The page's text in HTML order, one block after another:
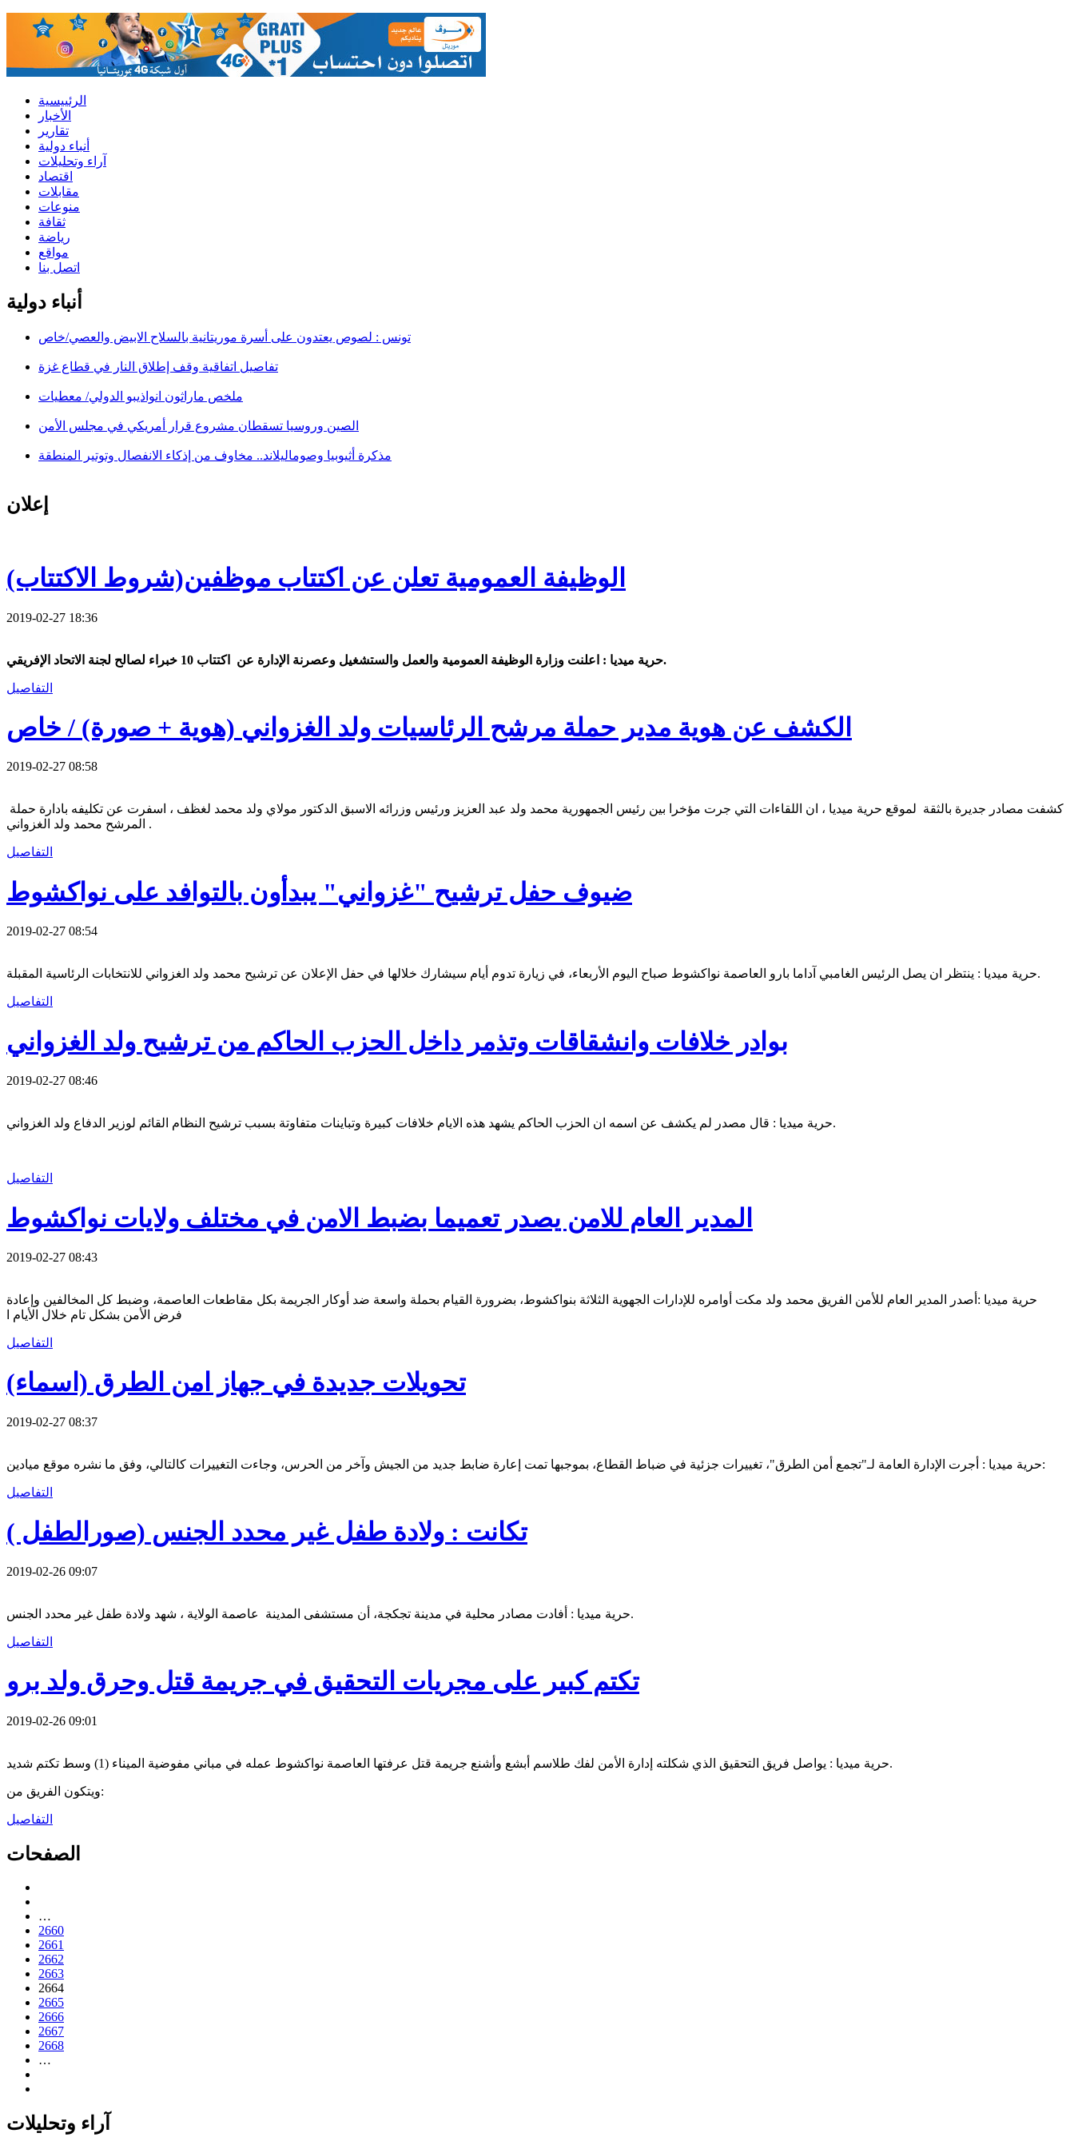
الرئييسية
الأخبار
تقارير
أنباء دولية
آراء وتحليلات
اقتصاد
مقابلات
منوعات
ثقافة
رياضة
مواقع
اتصل بنا
أنباء دولية
تونس : لصوص يعتدون على أسرة موريتانية بالسلاح الابيض والعصي/خاص
تفاصيل اتفاقية وقف إطلاق النار في قطاع غزة
ملخص ماراثون انواذيبو الدولي/ معطيات
الصين وروسيا تسقطان مشروع قرار أمريكي في مجلس الأمن
مذكرة أثيوبيا وصوماليلاند.. مخاوف من إذكاء الانفصال وتوتير المنطقة
إعلان
الوظيفة العمومية تعلن عن اكتتاب موظفين(شروط الاكتتاب)
2019-02-27 18:36
حرية ميديا : اعلنت وزارة الوظيفة العمومية والعمل والستشغيل وعصرنة الإدارة عن اكتتاب 10 خبراء لصالح لجنة الاتحاد الإفريقي.
التفاصيل
الكشف عن هوية مدير حملة مرشح الرئاسيات ولد الغزواني (هوية + صورة) / خاص
2019-02-27 08:58
كشفت مصادر جديرة بالثقة لموقع حرية ميديا ، ان اللقاءات التي جرت مؤخرا بين رئيس الجمهورية محمد ولد عبد العزيز ورئيس وزرائه الاسبق الدكتور مولاي ولد محمد لغظف ، اسفرت عن تكليفه بادارة حملة
المرشح محمد ولد الغزواني .
التفاصيل
ضيوف حفل ترشيح "غزواني" يبدأون بالتوافد على نواكشوط
2019-02-27 08:54
حرية ميديا : ينتظر ان يصل الرئيس الغامبي آداما بارو العاصمة نواكشوط صباح اليوم الأربعاء، في زيارة تدوم أيام سيشارك خلالها في حفل الإعلان عن ترشيح محمد ولد الغزواني للانتخابات الرئاسية المقبلة.
التفاصيل
بوادر خلافات وانشقاقات وتذمر داخل الحزب الحاكم من ترشيح ولد الغزواني
2019-02-27 08:46
حرية ميديا : قال مصدر لم يكشف عن اسمه ان الحزب الحاكم يشهد هذه الايام خلافات كبيرة وتباينات متفاوتة بسبب ترشيح النظام القائم لوزير الدفاع ولد الغزواني.
التفاصيل
المدير العام للامن يصدر تعميما بضبط الامن في مختلف ولايات نواكشوط
2019-02-27 08:43
حرية ميديا :أصدر المدير العام للأمن الفريق محمد ولد مكت أوامره للإدارات الجهوية الثلاثة بنواكشوط، بضرورة القيام بحملة واسعة ضد أوكار الجريمة بكل مقاطعات العاصمة، وضبط كل المخالفين وإعادة
فرض الأمن بشكل تام خلال الأيام ا
التفاصيل
تحويلات جديدة في جهاز امن الطرق (اسماء)
2019-02-27 08:37
حرية ميديا : أجرت الإدارة العامة لـ"تجمع أمن الطرق"، تغييرات جزئية في ضباط القطاع، بموجبها تمت إعارة ضابط جديد من الجيش وآخر من الحرس، وجاءت التغييرات كالتالي، وفق ما نشره موقع ميادين:
التفاصيل
تكانت : ولادة طفل غير محدد الجنس (صورالطفل )
2019-02-26 09:07
حرية ميديا : أفادت مصادر محلية في مدينة تجكجة، أن مستشفى المدينة عاصمة الولاية ، شهد ولادة طفل غير محدد الجنس.
التفاصيل
تكتم كبير على مجريات التحقيق في جريمة قتل وحرق ولد برو
2019-02-26 09:01
حرية ميديا : يواصل فريق التحقيق الذي شكلته إدارة الأمن لفك طلاسم أبشع وأشنع جريمة قتل عرفتها العاصمة نواكشوط عمله في مباني مفوضية الميناء (1) وسط تكتم شديد.
ويتكون الفريق من:
التفاصيل
الصفحات
…
2660
2661
2662
2663
2664
2665
2666
2667
2668
…
آراء وتحليلات